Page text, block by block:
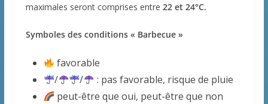
maximales seront comprises entre 22 et 24°C.
Symboles des conditions « Barbecue »
favorable
/
/
: pas favorable, risque de pluie
peut-être que oui, peut-être que non